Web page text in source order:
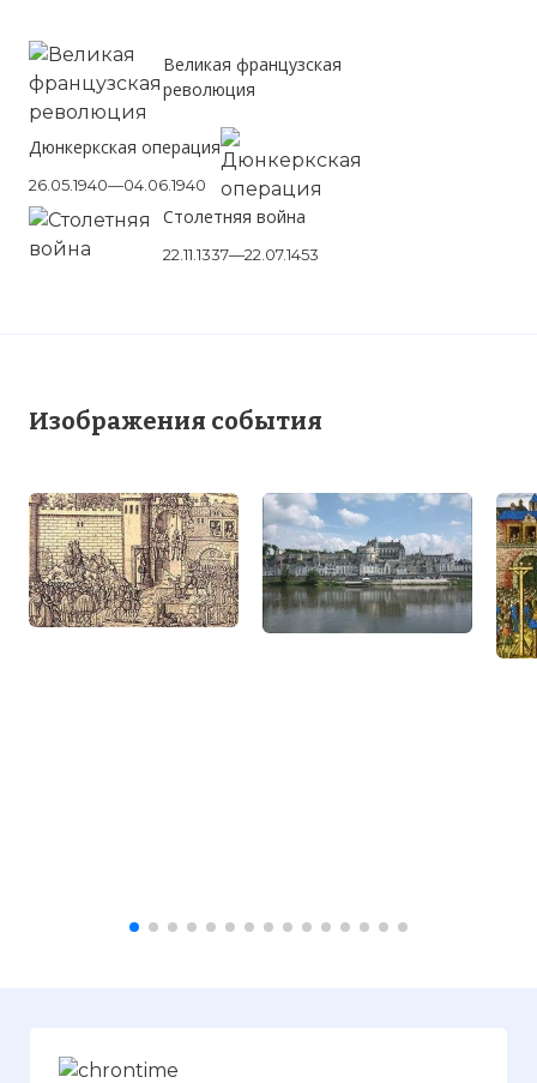
Великая французская
революция
Дюнкеркская операция
26.05.1940—04.06.1940
Столетняя война
22.11.1337—22.07.1453
Изображения события